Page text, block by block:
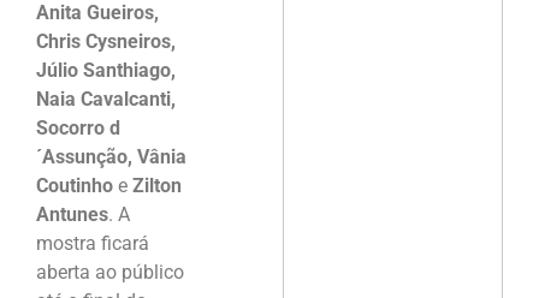
Anita Gueiros,
Chris Cysneiros,
Júlio Santhiago,
Naia Cavalcanti,
Socorro d
´Assunção, Vânia
Coutinho e Zilton
Antunes. A
mostra ficará
aberta ao público